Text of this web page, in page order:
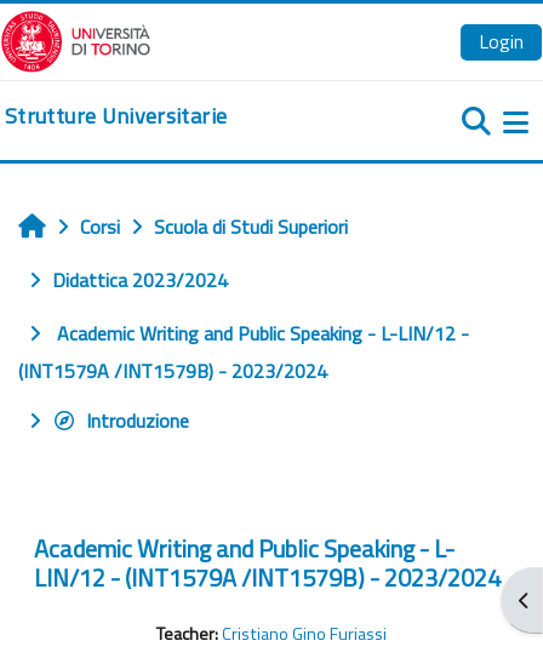
Vai al contenuto principale
Login
Strutture Universitarie
Home
Corsi
Scuola di Studi Superiori
Didattica 2023/2024
Academic Writing and Public Speaking - L-LIN/12 -
(INT1579A /INT1579B) - 2023/2024
Introduzione
Academic Writing and Public Speaking - L-
LIN/12 - (INT1579A /INT1579B) - 2023/2024
Teacher:Cristiano Gino Furiassi